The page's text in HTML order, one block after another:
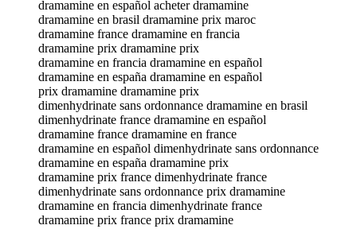
dramamine en español acheter dramamine
dramamine en brasil dramamine prix maroc
dramamine france dramamine en francia
dramamine prix dramamine prix
dramamine en francia dramamine en español
dramamine en españa dramamine en español
prix dramamine dramamine prix
dimenhydrinate sans ordonnance dramamine en brasil
dimenhydrinate france dramamine en español
dramamine france dramamine en france
dramamine en español dimenhydrinate sans ordonnance
dramamine en españa dramamine prix
dramamine prix france dimenhydrinate france
dimenhydrinate sans ordonnance prix dramamine
dramamine en francia dimenhydrinate france
dramamine prix france prix dramamine